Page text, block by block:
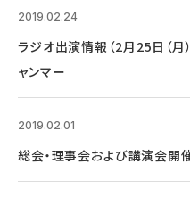
2019.02.24
ラジオ出演情報（2月25日（月
ャンマー
2019.02.01
総会・理事会および講演会開